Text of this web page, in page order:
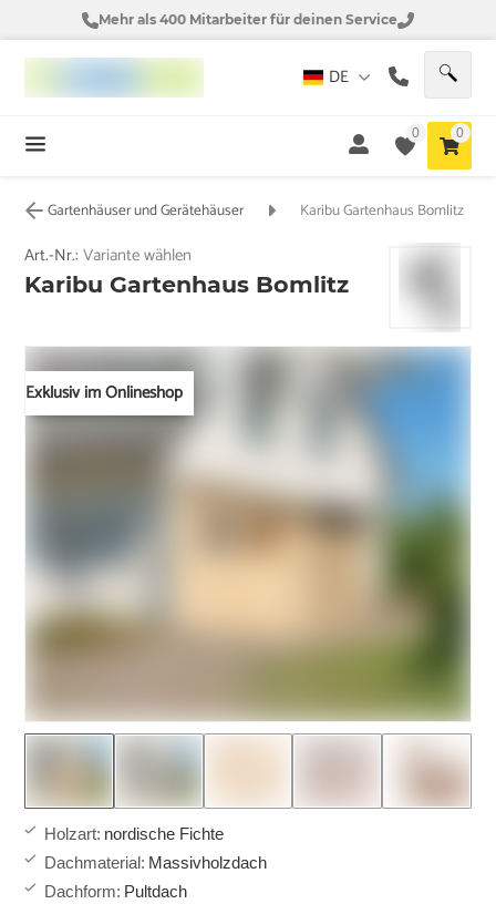
Mehr als 400 Mitarbeiter für deinen Service
DE
0 0
Gartenhäuser und Gerätehäuser Karibu Gartenhaus Bomlitz
Exklusiv im Onlineshop
Art.-Nr.:Variante wählen
Karibu Gartenhaus Bomlitz
Holzart: nordische Fichte
Dachmaterial: Massivholzdach
Dachform: Pultdach